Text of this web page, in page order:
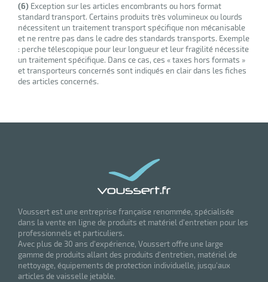
(6) Exception sur les articles encombrants ou hors format
standard transport. Certains produits très volumineux ou lourds
nécessitent un traitement transport spécifique non mécanisable
et ne rentre pas dans le cadre des standards transports. Exemple
: perche télescopique pour leur longueur et leur fragilité nécessite
un traitement spécifique. Dans ce cas, ces « taxes hors formats »
et transporteurs concernés sont indiqués en clair dans les fiches
des articles concernés.
Voussert est une entreprise française renommée, spécialisée
dans la vente en ligne de produits et matériel d'entretien pour les
professionnels et particuliers.
Avec plus de 30 ans d'expérience, Voussert offre une large
gamme de produits allant des produits d'entretien, matériel de
nettoyage, équipements de protection individuelle, jusqu'aux
articles de vaisselle jetable.